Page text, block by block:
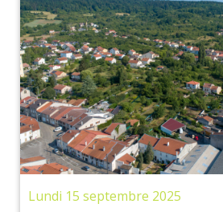
Lundi 15 septembre 2025